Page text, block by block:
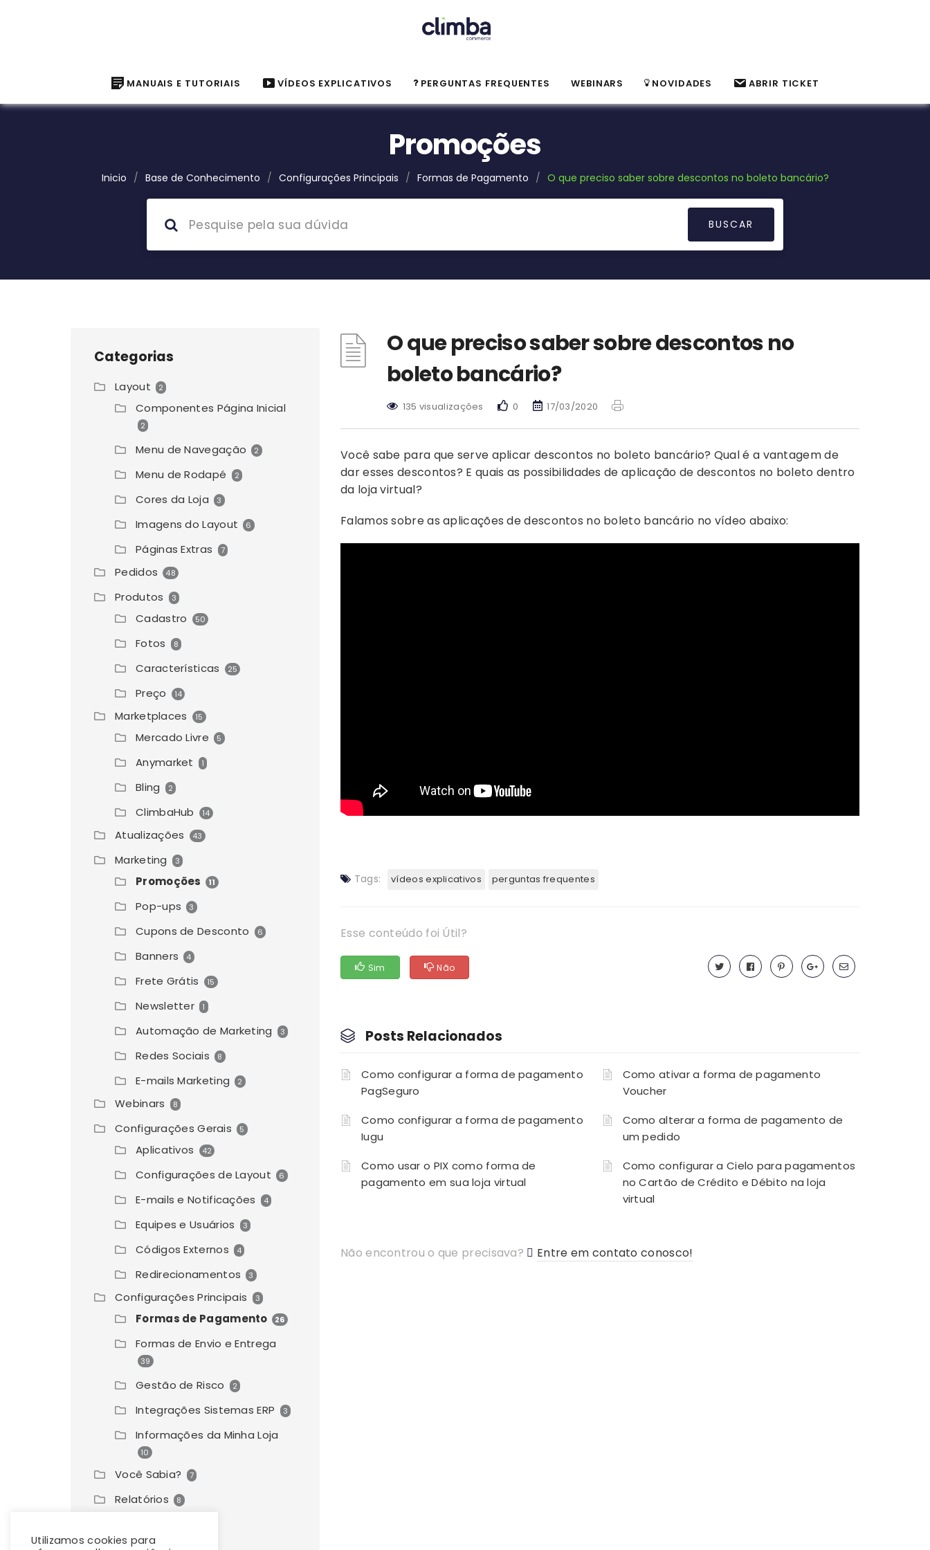
MANUAIS E TUTORIAIS VÍDEOS EXPLICATIVOS PERGUNTAS FREQUENTES WEBINARS NOVIDADES ABRIR TICKET
Promoções
Inicio / Base de Conhecimento / Configurações Principais / Formas de Pagamento / O que preciso saber sobre descontos no boleto bancário?
Categorias
Layout 2
Componentes Página Inicial
2
Menu de Navegação 2
Menu de Rodapé 2
Cores da Loja 3
Imagens do Layout 6
Páginas Extras 7
Pedidos 48
Produtos 3
Cadastro 50
Fotos 8
Características 25
Preço 14
Marketplaces 15
Mercado Livre 5
Anymarket 1
Bling 2
ClimbaHub 14
Atualizações 43
Marketing 3
Promoções 11
Pop-ups 3
Cupons de Desconto 6
Banners 4
Frete Grátis 15
Newsletter 1
Automação de Marketing 3
Redes Sociais 8
E-mails Marketing 2
Webinars 8
Configurações Gerais 5
Aplicativos 42
Configurações de Layout 6
E-mails e Notificações 4
Equipes e Usuários 3
Códigos Externos 4
Redirecionamentos 3
Configurações Principais 3
Formas de Pagamento 26
Formas de Envio e Entrega
39
Gestão de Risco 2
Integrações Sistemas ERP 3
Informações da Minha Loja
10
Você Sabia? 7
Relatórios 8
O que preciso saber sobre descontos no
boleto bancário?
135 visualizações 0 17/03/2020
Você sabe para que serve aplicar descontos no boleto bancário? Qual é a vantagem de
dar esses descontos? E quais as possibilidades de aplicação de descontos no boleto dentro
da loja virtual?
Falamos sobre as aplicações de descontos no boleto bancário no vídeo abaixo:
Tags: vídeos explicativos perguntas frequentes
Esse conteúdo foi Útil?
Sim Não
Posts Relacionados
Como configurar a forma de pagamento
PagSeguro
Como ativar a forma de pagamento
Voucher
Como configurar a forma de pagamento
Iugu
Como alterar a forma de pagamento de
um pedido
Como usar o PIX como forma de
pagamento em sua loja virtual
Como configurar a Cielo para pagamentos
no Cartão de Crédito e Débito na loja
virtual
Não encontrou o que precisava? Entre em contato conosco!
Utilizamos cookies para